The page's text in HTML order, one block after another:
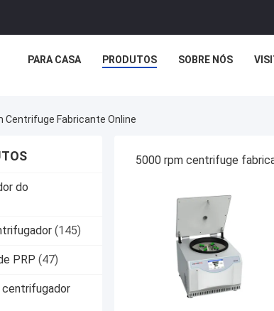
PARA CASA PRODUTOS SOBRE NÓS
Centrifuge Fabricante Online
do
(145)
PRP (47)
centrifugador
5000 rpm centrifuge